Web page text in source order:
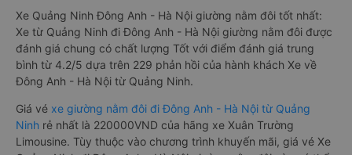
Xe Quảng Ninh Đông Anh - Hà Nội giường nằm đôi tốt nhất:
Xe từ Quảng Ninh đi Đông Anh - Hà Nội giường nằm đôi được
đánh giá chung có chất lượng Tốt với điểm đánh giá trung
bình từ 4.2/5 dựa trên 229 phản hồi của hành khách Xe về
Đông Anh - Hà Nội từ Quảng Ninh.
Giá vé xe giường nằm đôi đi Đông Anh - Hà Nội từ Quảng
Ninh rẻ nhất là 220000VND của hãng xe Xuân Trường
Limousine. Tùy thuộc vào chương trình khuyến mãi, giá vé Xe